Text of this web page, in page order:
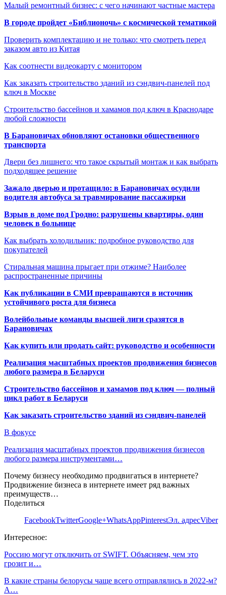
Малый ремонтный бизнес: с чего начинают частные мастера
В городе пройдет «Библионочь» с космической тематикой
Проверить комплектацию и не только: что смотреть перед
заказом авто из Китая
Как соотнести видеокарту с монитором
Как заказать строительство зданий из сэндвич-панелей под
ключ в Москве
Строительство бассейнов и хамамов под ключ в Краснодаре
любой сложности
В Барановичах обновляют остановки общественного
транспорта
Двери без лишнего: что такое скрытый монтаж и как выбрать
подходящее решение
Зажало дверью и протащило: в Барановичах осудили
водителя автобуса за травмирование пассажирки
Взрыв в доме под Гродно: разрушены квартиры, один
человек в больнице
Как выбрать холодильник: подробное руководство для
покупателей
Стиральная машина прыгает при отжиме? Наиболее
распространенные причины
Как публикации в СМИ превращаются в источник
устойчивого роста для бизнеса
Волейбольные команды высшей лиги сразятся в
Барановичах
Как купить или продать сайт: руководство и особенности
Реализация масштабных проектов продвижения бизнесов
любого размера в Беларуси
Строительство бассейнов и хамамов под ключ — полный
цикл работ в Беларуси
Как заказать строительство зданий из сэндвич-панелей
В фокусе
Реализация масштабных проектов продвижения бизнесов
любого размера инструментами…
Почему бизнесу необходимо продвигаться в интернете?
Продвижение бизнеса в интернете имеет ряд важных
преимуществ…
Поделиться
FacebookTwitterGoogle+WhatsAppPinterestЭл. адресViber
Интересное:
Россию могут отключить от SWIFT. Объясняем, чем это
грозит и…
В какие страны белорусы чаще всего отправлялись в 2022-м?
А…